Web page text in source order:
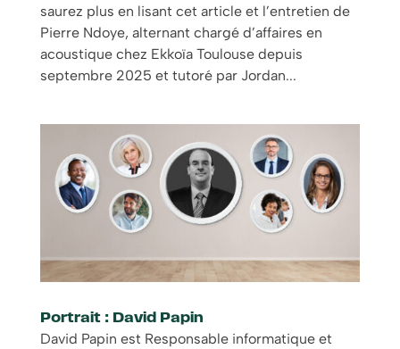
saurez plus en lisant cet article et l’entretien de
Pierre Ndoye, alternant chargé d’affaires en
acoustique chez Ekkoïa Toulouse depuis
septembre 2025 et tutoré par Jordan...
Portrait : David Papin
David Papin est Responsable informatique et